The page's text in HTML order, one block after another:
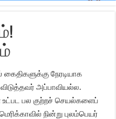
கைதிகளுக்கு நேரடியாக
அப்பாவியல்ல.
பல குற்றச் செயல்களைப்
நின்று புலம்பெயர்